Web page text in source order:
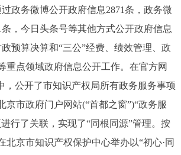
利企服务 投资项目
阳光政务
办 我要咨询 我要建议
政务微博公开政府信息2871条，政务微
，今日头条号等其他方式公开政府信息
预算决算和“三公”经费、绩效管理、政
重点领域政府信息公开工作。在官方网
，公开了市知识产权局所有政务服务事项
京市政府门户网站(“首都之窗”)“政务服
行了关联，实现了“同根同源”管理。按
北京市知识产权保护中心举办以“初心·同